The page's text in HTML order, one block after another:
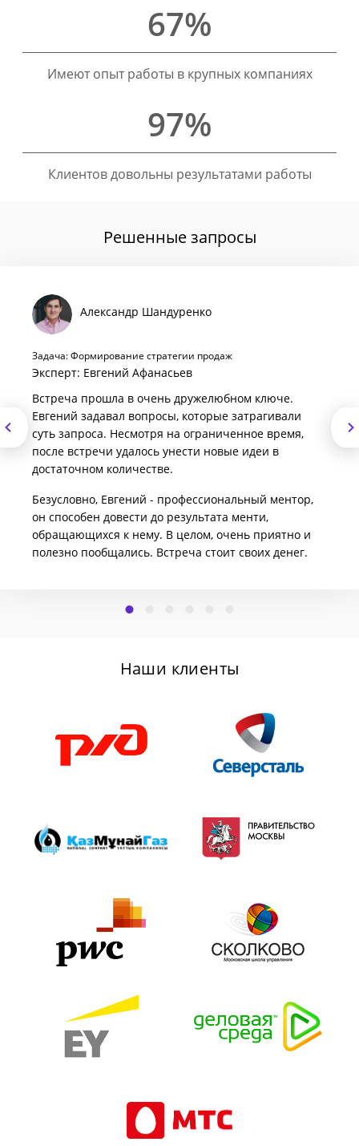
67%
Имеют опыт работы в крупных компаниях
97%
Клиентов довольны результатами работы
Решенные запросы
Александр Шандуренко
Задача: Формирование стратегии продаж
Эксперт: Евгений Афанасьев
Встреча прошла в очень дружелюбном ключе.
Евгений задавал вопросы, которые затрагивали
суть запроса. Несмотря на ограниченное время,
после встречи удалось унести новые идеи в
достаточном количестве.
Безусловно, Евгений - профессиональный ментор,
он способен довести до результата менти,
обращающихся к нему. В целом, очень приятно и
полезно пообщались. Встреча стоит своих денег.
Наши клиенты